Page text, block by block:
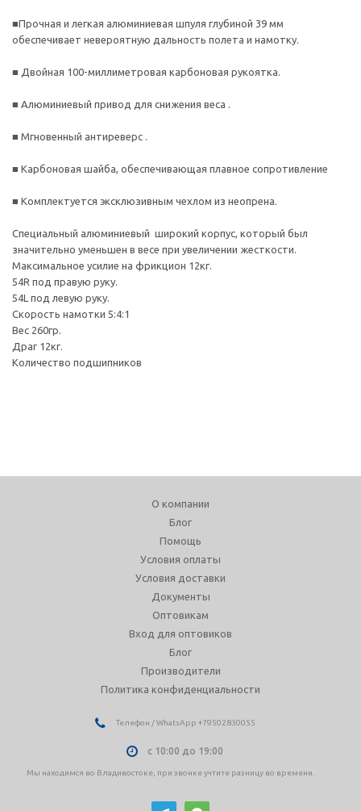
■Прочная и легкая алюминиевая шпуля глубиной 39 мм
обеспечивает невероятную дальность полета и намотку.
■ Двойная 100-миллиметровая карбоновая рукоятка.
■ Алюминиевый привод для снижения веса .
■ Мгновенный антиреверс .
■ Карбоновая шайба, обеспечивающая плавное сопротивление
■ Комплектуется эксклюзивным чехлом из неопрена.
Специальный алюминиевый широкий корпус, который был
значительно уменьшен в весе при увеличении жесткости.
Максимальное усилие на фрикцион 12кг.
54R под правую руку.
54L под левую руку.
Скорость намотки 5:4:1
Вес 260гр.
Драг 12кг.
Количество подшипников
О компании
Блог
Помощь
Условия оплаты
Условия доставки
Документы
Оптовикам
Вход для оптовиков
Блог
Производители
Политика конфиденциальности
Телефон / WhatsApp +79502830055
с 10:00 до 19:00
Мы находимся во Владивостоке, при звонке учтите разницу во времени.